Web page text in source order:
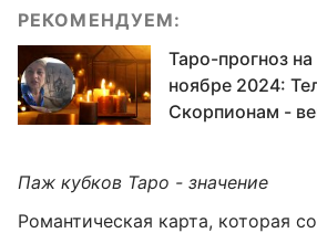
РЕКОМЕНДУЕМ:
Таро-прогноз
ноябре 2024:
Скорпионам -
Паж кубков Таро - значение
Романтическая карта, которая